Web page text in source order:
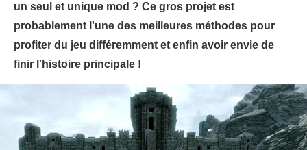
un seul et unique mod ? Ce gros projet est
probablement l'une des meilleures méthodes pour
profiter du jeu différemment et enfin avoir envie de
finir l'histoire principale !